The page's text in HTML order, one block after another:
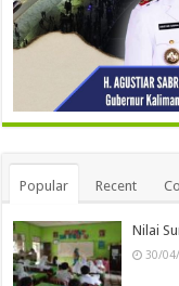
Popular Recent
Nilai
30/